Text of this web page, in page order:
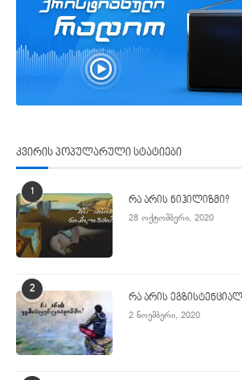
კვირის პოპულარული სტატიები
1
რა არის ნიჰილიზმი?
28 ოქტომბერი, 2020
2
რა არის
2 ნოემბერი, 2020